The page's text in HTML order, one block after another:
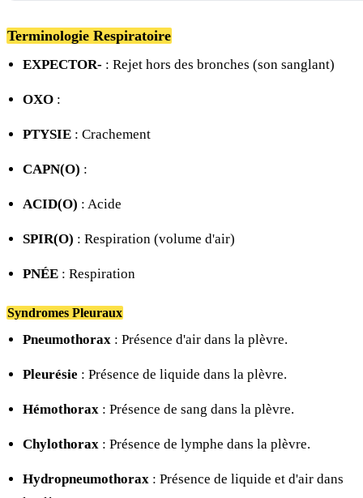
Terminologie Respiratoire
EXPECTOR- : Rejet hors des bronches (son sanglant)
OXO :
PTYSIE : Crachement
CAPN(O) :
ACID(O) : Acide
SPIR(O) : Respiration (volume d'air)
PNÉE : Respiration
Syndromes Pleuraux
Pneumothorax : Présence d'air dans la plèvre.
Pleurésie : Présence de liquide dans la plèvre.
Hémothorax : Présence de sang dans la plèvre.
Chylothorax : Présence de lymphe dans la plèvre.
Hydropneumothorax : Présence de liquide et d'air dans